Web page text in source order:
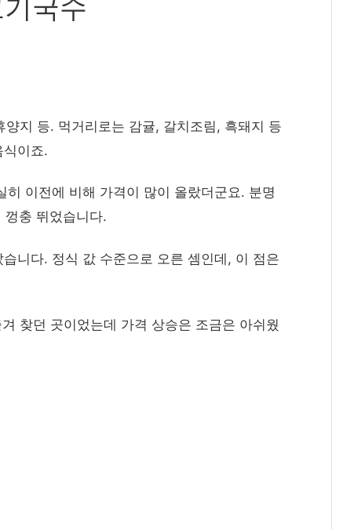
국수
지 등. 먹거리로는 감귤, 갈치조림, 흑돼지 등
이죠.
이전에 비해 가격이 많이 올랐더군요. 분명
충 뛰었습니다.
니다. 정식 값 수준으로 오른 셈인데, 이 점은
찾던 곳이었는데 가격 상승은 조금은 아쉬웠